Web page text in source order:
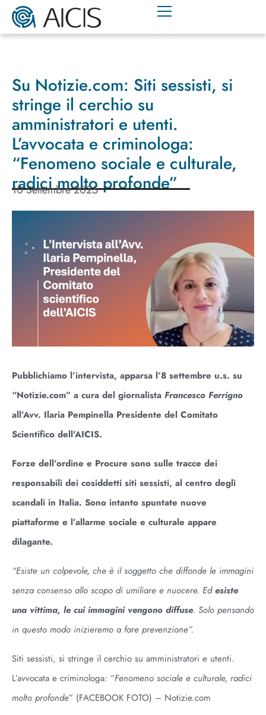
Su Notizie.com: Siti sessisti, si
stringe il cerchio su
amministratori e utenti.
L’avvocata e criminologa:
“Fenomeno sociale e culturale,
radici molto profonde”
10 Settembre 2025
Pubblichiamo l’intervista, apparsa l’8 settembre u.s. su
“Notizie.com” a cura del giornalista Francesco Ferrigno
all’Avv. Ilaria Pempinella Presidente del Comitato
Scientifico dell’AICIS.
Forze dell’ordine e Procure sono sulle tracce dei
responsabili dei cosiddetti siti sessisti, al centro degli
scandali in Italia. Sono intanto spuntate nuove
piattaforme e l’allarme sociale e culturale appare
dilagante.
“Esiste un colpevole, che è il soggetto che diffonde le immagini
senza consenso allo scopo di umiliare e nuocere. Edesiste
una vittima, le cui immagini vengono diffuse. Solo pensando
in questo modo inizieremo a fare prevenzione”.
Siti sessisti, si stringe il cerchio su amministratori e utenti.
L’avvocata e criminologa: “Fenomeno sociale e culturale, radici
molto profonde” (FACEBOOK FOTO) – Notizie.com